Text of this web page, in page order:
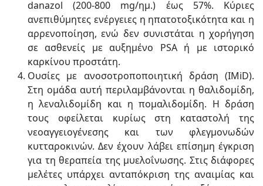
danazol (200-800 mg/ημ.) έως 57%. Κύριες
ανεπιθύμητες ενέργειες η ηπατοτοξικότητα και η
αρρενοποίηση, ενώ δεν συνιστάται η χορήγηση
σε ασθενείς με αυξημένο PSA ή με ιστορικό
καρκίνου προστάτη.
Ουσίες με ανοσοτροποποιητική δράση (ΙMiD).
Στη ομάδα αυτή περιλαμβάνονται η θαλιδομίδη,
η λεναλιδομίδη και η πομαλιδομίδη. Η δράση
τους οφείλεται κυρίως στη καταστολή της
νεοαγγειογένεσης και των φλεγμονωδών
κυτταροκινών. Δεν έχουν λάβει επίσημη έγκριση
για τη θεραπεία της μυελοΐνωσης. Στις διάφορες
μελέτες υπάρχει ανταπόκριση της αναιμίας και